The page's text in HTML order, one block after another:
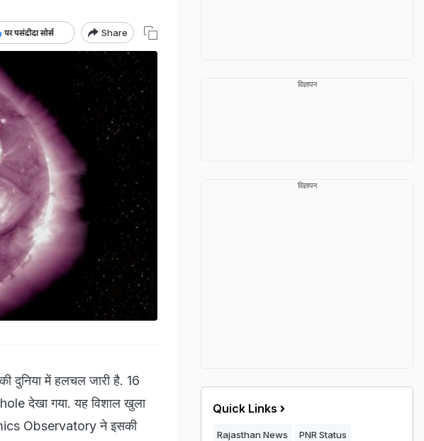
Share
दुनिया में हलचल जारी है. 16
देखा गया. यह विशाल खुला
Observatory ने इसकी
विज्ञापन
विज्ञापन
Quick Links
Rajasthan News PNR Status